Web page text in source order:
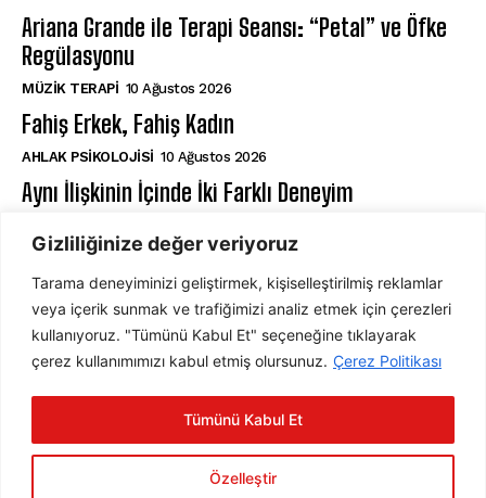
Gizliliğinize değer veriyoruz
Tarama deneyiminizi geliştirmek, kişiselleştirilmiş reklamlar
veya içerik sunmak ve trafiğimizi analiz etmek için çerezleri
kullanıyoruz. "Tümünü Kabul Et" seçeneğine tıklayarak
çerez kullanımımızı kabul etmiş olursunuz. Çerez Politikası
Özelleştir
Tümünü Kabul Et
Ariana Grande ile Terapi Seansı: “Petal” ve Öfke
Regülasyonu
MÜZIK TERAPI 10 Ağustos 2026
Fahiş Erkek, Fahiş Kadın
AHLAK PSIKOLOJISI 10 Ağustos 2026
Aynı İlişkinin İçinde İki Farklı Deneyim
ABONE OL
ABONE OL
okudum, onaylıyorum.